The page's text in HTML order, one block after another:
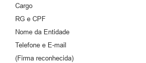
Cargo
RG e CPF
Nome da Entidade
Telefone e E-mail
(Firma reconhecida)